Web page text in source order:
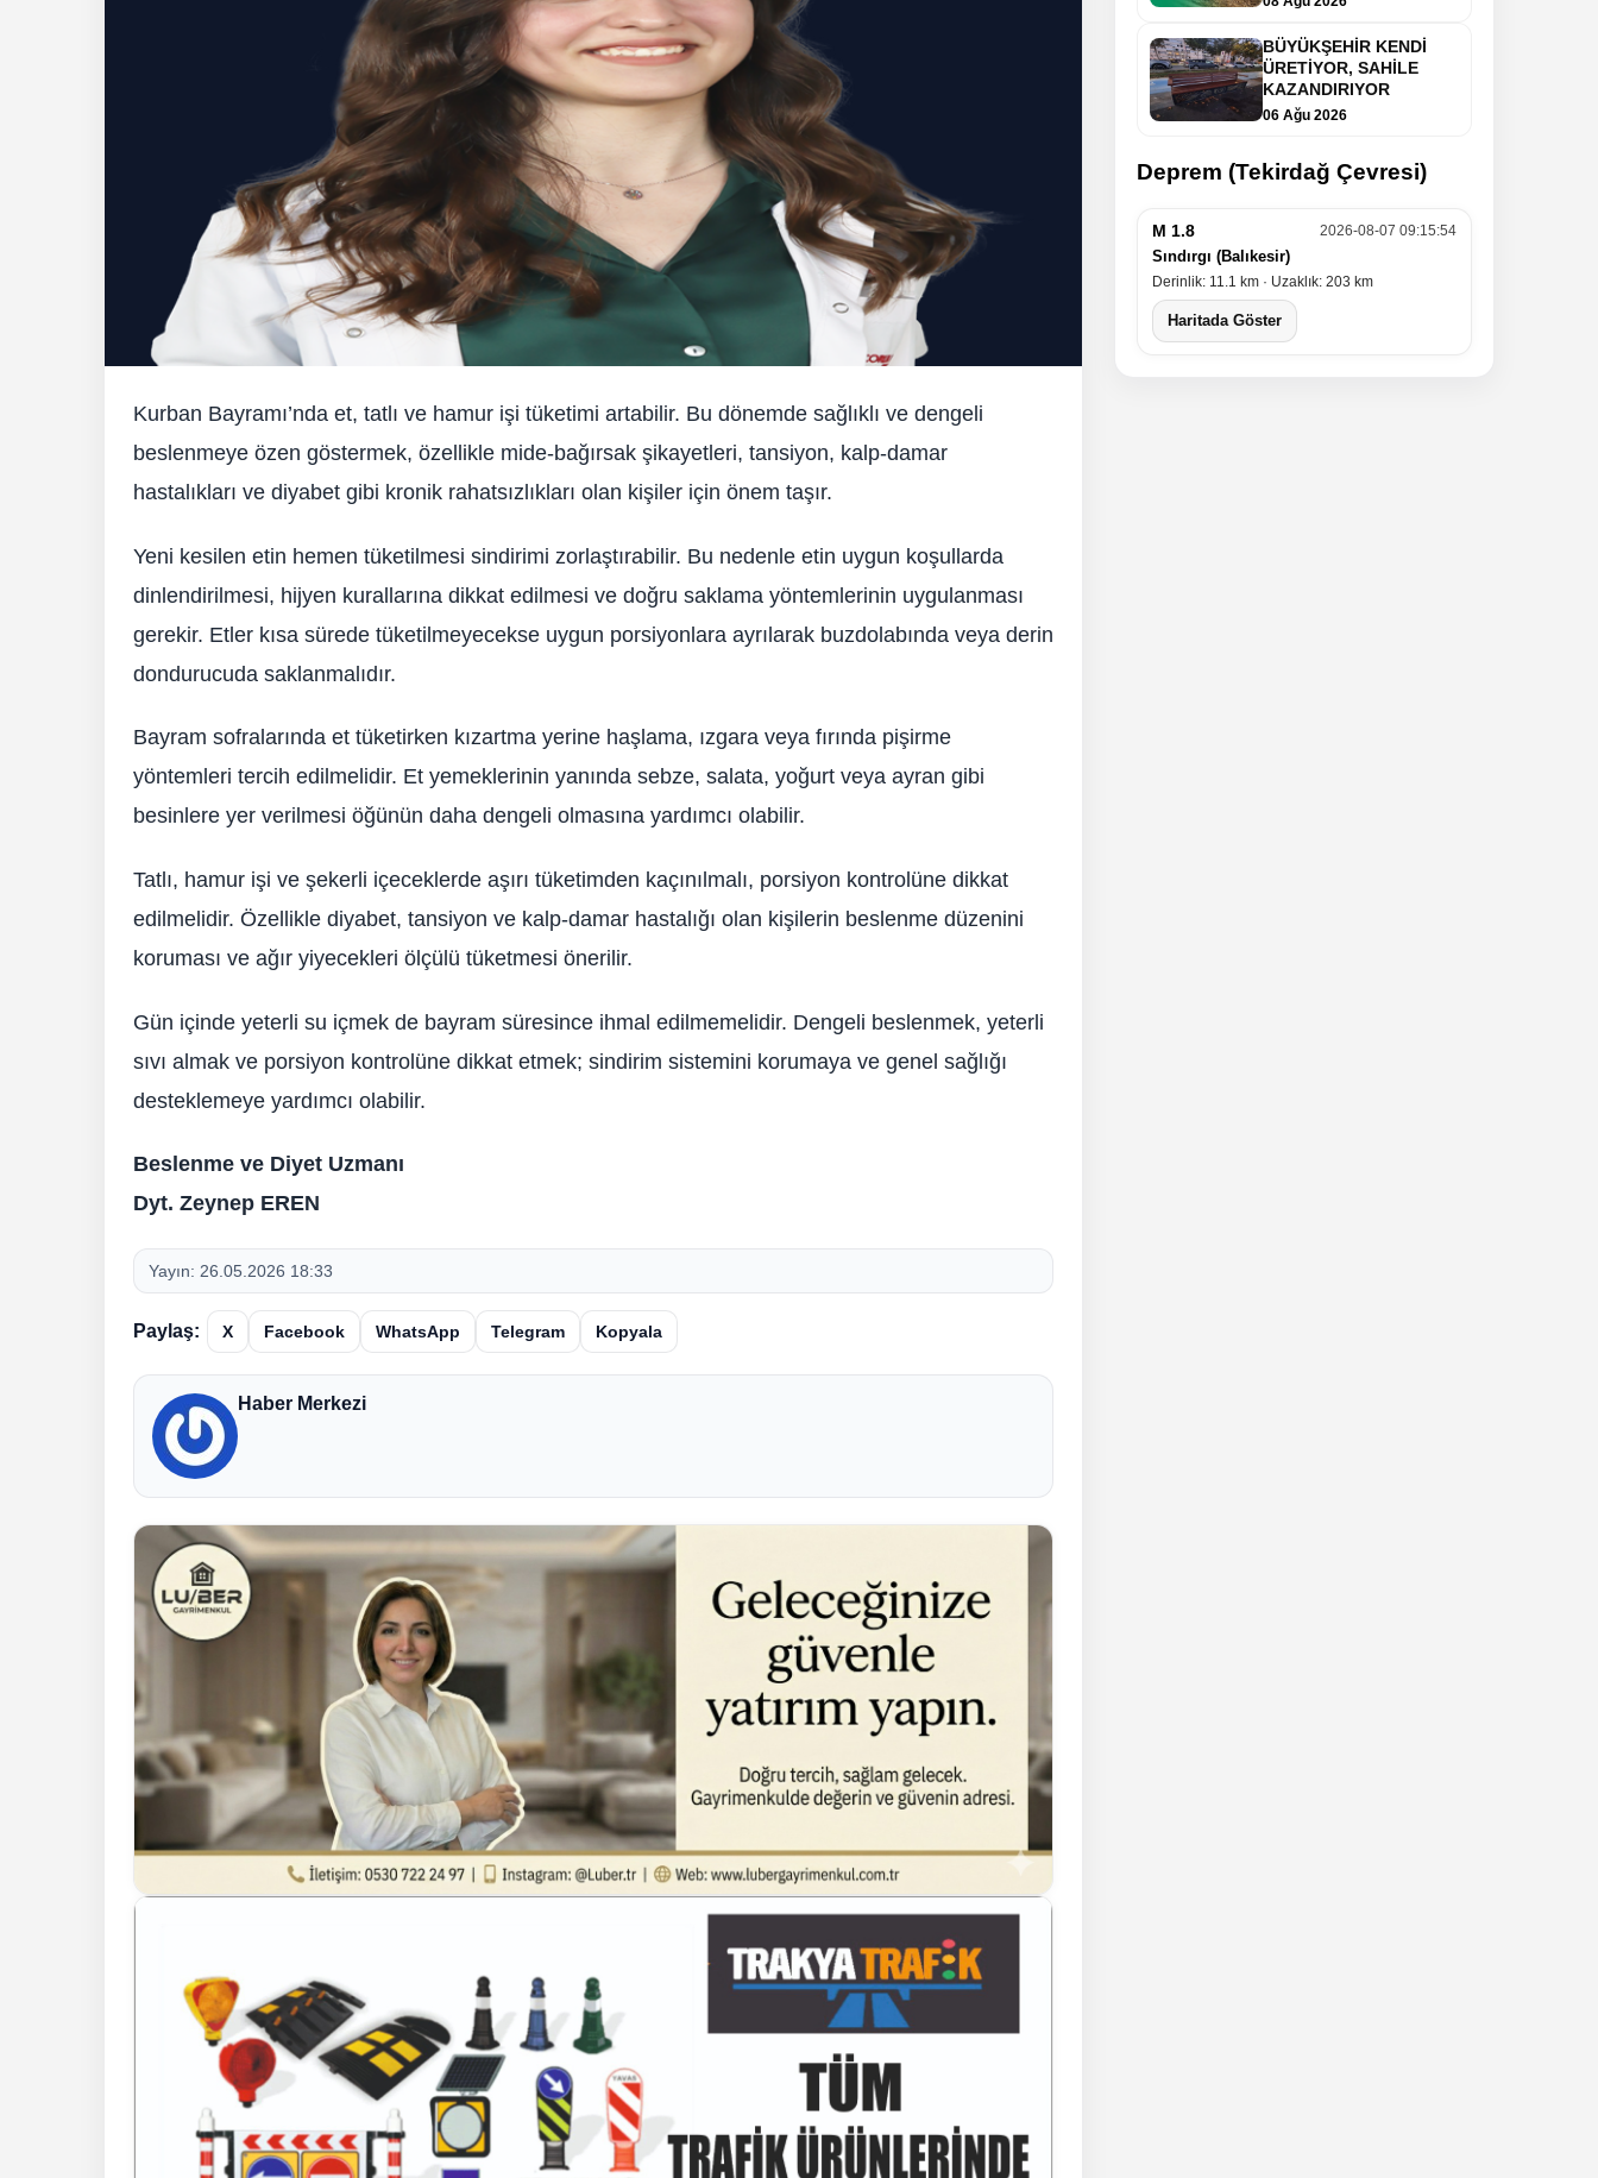
Kurban Bayramı’nda et, tatlı ve hamur işi tüketimi artabilir. Bu dönemde sağlıklı ve dengeli
beslenmeye özen göstermek, özellikle mide-bağırsak şikayetleri, tansiyon, kalp-damar
hastalıkları ve diyabet gibi kronik rahatsızlıkları olan kişiler için önem taşır.
Yeni kesilen etin hemen tüketilmesi sindirimi zorlaştırabilir. Bu nedenle etin uygun koşullarda
dinlendirilmesi, hijyen kurallarına dikkat edilmesi ve doğru saklama yöntemlerinin uygulanması
gerekir. Etler kısa sürede tüketilmeyecekse uygun porsiyonlara ayrılarak buzdolabında veya derin
dondurucuda saklanmalıdır.
Bayram sofralarında et tüketirken kızartma yerine haşlama, ızgara veya fırında pişirme
yöntemleri tercih edilmelidir. Et yemeklerinin yanında sebze, salata, yoğurt veya ayran gibi
besinlere yer verilmesi öğünün daha dengeli olmasına yardımcı olabilir.
Tatlı, hamur işi ve şekerli içeceklerde aşırı tüketimden kaçınılmalı, porsiyon kontrolüne dikkat
edilmelidir. Özellikle diyabet, tansiyon ve kalp-damar hastalığı olan kişilerin beslenme düzenini
koruması ve ağır yiyecekleri ölçülü tüketmesi önerilir.
Gün içinde yeterli su içmek de bayram süresince ihmal edilmemelidir. Dengeli beslenmek, yeterli
sıvı almak ve porsiyon kontrolüne dikkat etmek; sindirim sistemini korumaya ve genel sağlığı
desteklemeye yardımcı olabilir.
Beslenme ve Diyet Uzmanı
Dyt. Zeynep EREN
Yayın: 26.05.2026 18:33
Paylaş: X Facebook WhatsApp Telegram Kopyala
Haber Merkezi
BÜYÜKŞEHİR KENDİ
ÜRETİYOR, SAHİLE
KAZANDIRIYOR
06 Ağu 2026
Deprem (Tekirdağ Çevresi)
M 1.8 2026-08-07 09:15:54
Sındırgı (Balıkesir)
Derinlik: 11.1 km · Uzaklık: 203 km
Haritada Göster